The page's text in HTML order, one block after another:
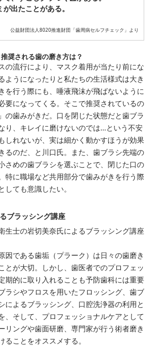
が出たことがある。
公益財団法人8020推進財団「歯周病セルフチェック」より
奨される歯の磨き方は？
の流行により、マスク着用が当たり前にな
ようになったりと私たちの生活様式は大き
を行う際にも、唾液飛沫が飛ばないように
要になってくる。そこで推奨されているの
の歯みがきだ。口を閉じた状態だと歯ブラ
り、キレイに磨けないのでは…という不安
しれないが、実は細かく動かすほうが効果
るのだ、と川口氏。また、歯ブラシ先端の
さめの歯ブラシを選ぶことで、閉じた口の
特に職場など共用部分で歯みがきを行う際
しても意識したい。
ブラッシング講座
生士の岩切美奈氏によるブラッシング講座
因である歯垢（プラーク）は日々の歯磨き
とが大切。しかし、歯医者でのプロフェッ
期的に取り入れることも予防歯科には重要
ラシやフロスを用いたフロッシング、歯ブ
によるブラッシング、口腔洗浄器の利用と
、そして、プロフェッショナルケアとして
リングや歯面研磨、専門家が行う術者磨き
ることをオススメする。